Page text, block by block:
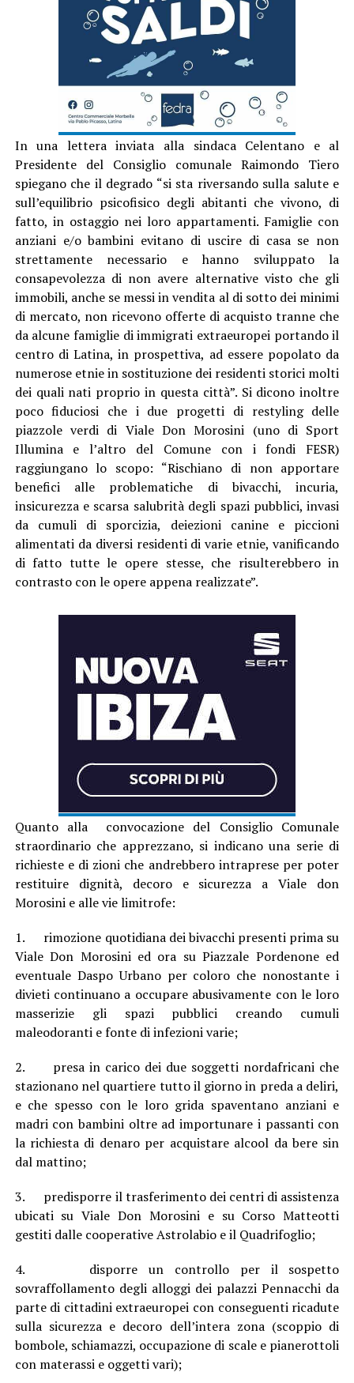
In una lettera inviata alla sindaca Celentano e al
Presidente del Consiglio comunale Raimondo Tiero
spiegano che il degrado “si sta riversando sulla salute e
sull’equilibrio psicofisico degli abitanti che vivono, di
fatto, in ostaggio nei loro appartamenti. Famiglie con
anziani e/o bambini evitano di uscire di casa se non
strettamente necessario e hanno sviluppato la
consapevolezza di non avere alternative visto che gli
immobili, anche se messi in vendita al di sotto dei minimi
di mercato, non ricevono offerte di acquisto tranne che
da alcune famiglie di immigrati extraeuropei portando il
centro di Latina, in prospettiva, ad essere popolato da
numerose etnie in sostituzione dei residenti storici molti
dei quali nati proprio in questa città”. Si dicono inoltre
poco fiduciosi che i due progetti di restyling delle
piazzole verdi di Viale Don Morosini (uno di Sport
Illumina e l’altro del Comune con i fondi FESR)
raggiungano lo scopo: “Rischiano di non apportare
benefici alle problematiche di bivacchi, incuria,
insicurezza e scarsa salubrità degli spazi pubblici, invasi
da cumuli di sporcizia, deiezioni canine e piccioni
alimentati da diversi residenti di varie etnie, vanificando
di fatto tutte le opere stesse, che risulterebbero in
contrasto con le opere appena realizzate”.
Quanto alla convocazione del Consiglio Comunale
straordinario che apprezzano, si indicano una serie di
richieste e di zioni che andrebbero intraprese per poter
restituire dignità, decoro e sicurezza a Viale don
Morosini e alle vie limitrofe:
1. rimozione quotidiana dei bivacchi presenti prima su
Viale Don Morosini ed ora su Piazzale Pordenone ed
eventuale Daspo Urbano per coloro che nonostante i
divieti continuano a occupare abusivamente con le loro
masserizie gli spazi pubblici creando cumuli
maleodoranti e fonte di infezioni varie;
2. presa in carico dei due soggetti nordafricani che
stazionano nel quartiere tutto il giorno in preda a deliri,
e che spesso con le loro grida spaventano anziani e
madri con bambini oltre ad importunare i passanti con
la richiesta di denaro per acquistare alcool da bere sin
dal mattino;
3. predisporre il trasferimento dei centri di assistenza
ubicati su Viale Don Morosini e su Corso Matteotti
gestiti dalle cooperative Astrolabio e il Quadrifoglio;
4. disporre un controllo per il sospetto
sovraffollamento degli alloggi dei palazzi Pennacchi da
parte di cittadini extraeuropei con conseguenti ricadute
sulla sicurezza e decoro dell’intera zona (scoppio di
bombole, schiamazzi, occupazione di scale e pianerottoli
con materassi e oggetti vari);